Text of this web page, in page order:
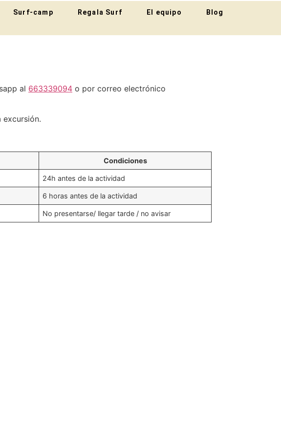
Surf-camp Regala Surf El equipo Blog
al 663339094 o por correo electrónico
Condiciones
24h antes de la actividad
6 horas antes de la actividad
No presentarse/ llegar tarde / no avisar